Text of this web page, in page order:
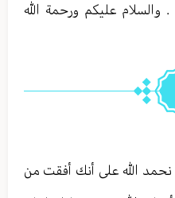
عليكم ورحمة الله
نحمد الله على أنك أفقت من